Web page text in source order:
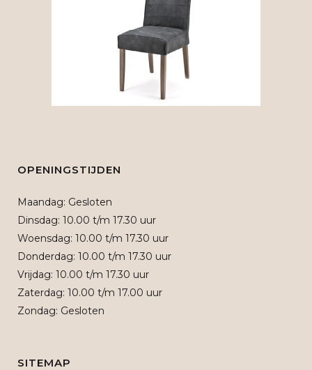
OPENINGSTIJDEN
Maandag: Gesloten
Dinsdag: 10.00 t/m 17.30 uur
Woensdag: 10.00 t/m 17.30 uur
Donderdag: 10.00 t/m 17.30 uur
Vrijdag: 10.00 t/m 17.30 uur
Zaterdag: 10.00 t/m 17.00 uur
Zondag: Gesloten
SITEMAP